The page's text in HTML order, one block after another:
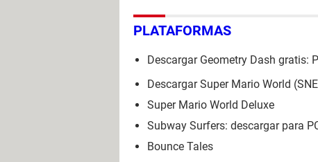
PLATAFORMAS
Descargar Geometry Dash gratis:
Descargar Super Mario World
Super Mario World Deluxe
Subway Surfers: descargar para
Bounce Tales